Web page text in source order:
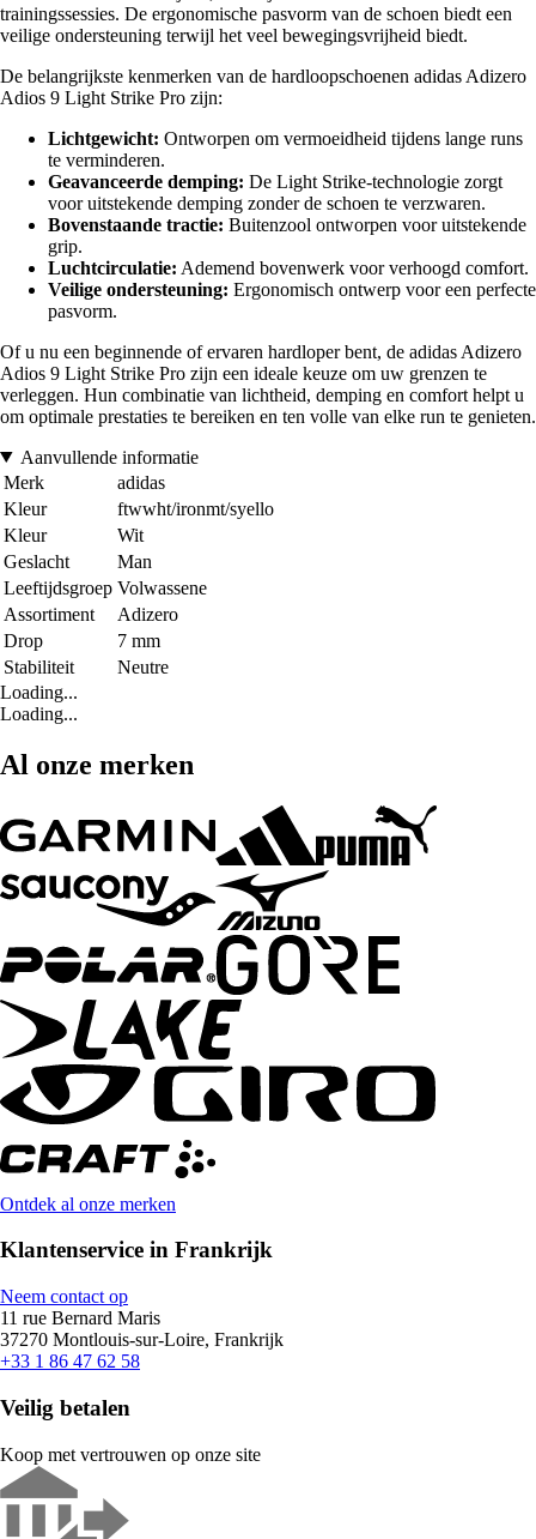
trainingssessies. De ergonomische pasvorm van de schoen biedt een
veilige ondersteuning terwijl het veel bewegingsvrijheid biedt.
De belangrijkste kenmerken van de hardloopschoenen adidas Adizero
Adios 9 Light Strike Pro zijn:
Lichtgewicht: Ontworpen om vermoeidheid tijdens lange runs
te verminderen.
Geavanceerde demping: De Light Strike-technologie zorgt
voor uitstekende demping zonder de schoen te verzwaren.
Bovenstaande tractie: Buitenzool ontworpen voor uitstekende
grip.
Luchtcirculatie: Ademend bovenwerk voor verhoogd comfort.
Veilige ondersteuning: Ergonomisch ontwerp voor een perfecte
pasvorm.
Of u nu een beginnende of ervaren hardloper bent, de adidas Adizero
Adios 9 Light Strike Pro zijn een ideale keuze om uw grenzen te
verleggen. Hun combinatie van lichtheid, demping en comfort helpt u
om optimale prestaties te bereiken en ten volle van elke run te genieten.
Aanvullende informatie
Merk
adidas
Kleur
ftwwht/ironmt/syello
Kleur
Wit
Geslacht
Man
Leeftijdsgroep Volwassene
Assortiment
Adizero
Drop
7 mm
Stabiliteit
Neutre
Loading...
Loading...
Al onze merken
Ontdek al onze merken
Klantenservice in Frankrijk
Neem contact op
11 rue Bernard Maris
37270 Montlouis-sur-Loire, Frankrijk
+33 1 86 47 62 58
Veilig betalen
Koop met vertrouwen op onze site